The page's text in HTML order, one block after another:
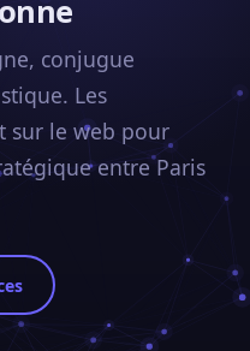
conjugue
Les
sur le web pour
entre Paris